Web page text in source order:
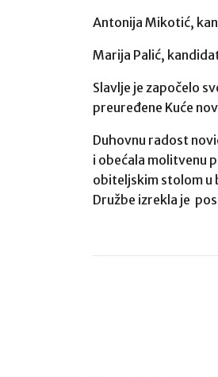
Antonija Mikotić,
Marija Palić,
Slavlje je započelo
preuređene Kuće
Duhovnu radost
i obećala molitvenu
obiteljskim stolom u
Družbe izrekla je